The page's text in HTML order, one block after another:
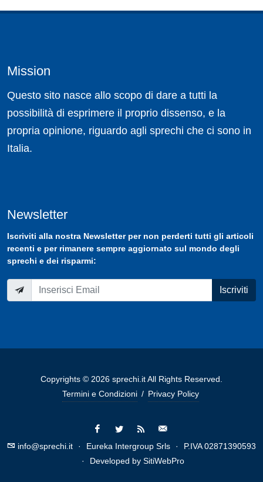
Mission
Questo sito nasce allo scopo di dare a tutti la
possibilità di esprimere il proprio dissenso, e la
propria opinione, riguardo agli sprechi che ci sono in
Italia.
Newsletter
Iscriviti alla nostra Newsletterper non perderti tutti gli articoli
recenti e per rimanere sempre aggiornato sul mondo degli
sprechi e dei risparmi:
Iscriviti
Copyrights © 2026 sprechi.it All Rights Reserved.
Termini e Condizioni / Privacy Policy
info@sprechi.it · Eureka Intergroup Srls ·
P.IVA 02871390593
·
Developed by SitiWebPro